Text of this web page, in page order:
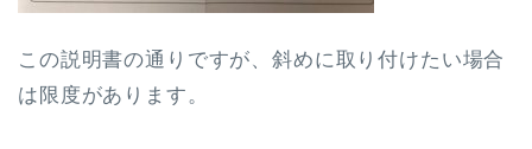
この説明書の通りですが、斜めに取り付けたい場合
は限度があります。